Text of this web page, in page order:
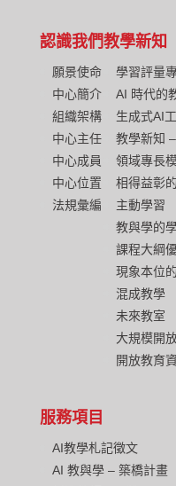
認識我們
願景使命
中心簡介
組織架構
中心主任
中心成員
中心位置
法規彙編
教學新知
學習評量
AI 時代的
生成式AI
教學新知
領域專長
相得益彰
主動學習
教與學的
課程大綱
現象本位
混成教學
未來教室
大規模開
開放教育
服務項目
AI教學札記徵文
AI 教與學 – 築橋計畫